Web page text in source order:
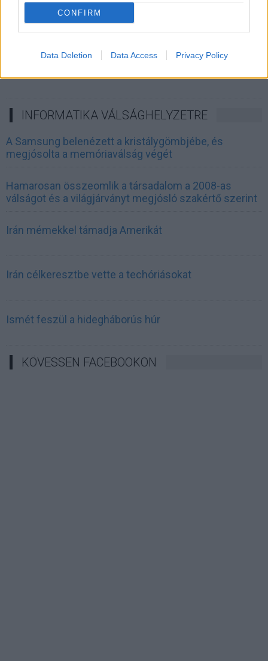
CONFIRM
Data Deletion Data Access Privacy Policy
Digitalizálják a Pergamon-oltárt
INFORMATIKA VÁLSÁGHELYZETRE
A Samsung belenézett a kristálygömbjébe, és
megjósolta a memóriaválság végét
Hamarosan összeomlik a társadalom a 2008-as
válságot és a világjárványt megjósló szakértő szerint
Irán mémekkel támadja Amerikát
Irán célkeresztbe vette a techóriásokat
Ismét feszül a hidegháborús húr
KÖVESSEN FACEBOOKON